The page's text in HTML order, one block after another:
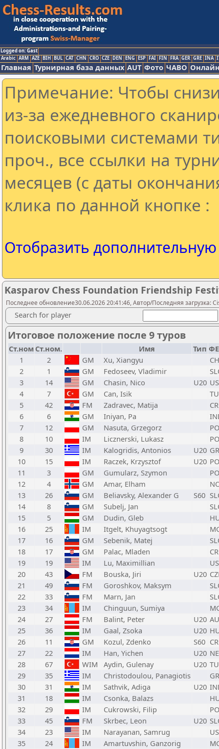
Logged on: Gast
Arabic ARM AZE BIH BUL CAT CHN CRO CZE DEN ENG ESP FAI FIN FRA GER GRE INA
Главная Турнирная база данных AUT Фото ЧАВО
Примечание: Чтобы
из-за ежедневного
поисковыми системами
проч., все ссылки на
месяцев (с даты
клика по данной кнопке :
Отобразить
Kasparov Chess Foundation Friendship
Последнее обновление30.06.2026 20:41:46, Автор/Последняя загрузка:
Search for player
Итоговое положение после 9 туров
Ст.ном Ст.ном. Имя Тип
1
2 GM Xu, Xiangyu
2
1 GM Fedoseev, Vladimir
3
14 GM Chasin, Nico U20
4
7 GM Can, Isik
5
42 FM Zadravec, Matija
6
6 GM Iniyan, Pa
7
12 GM Nasuta, Grzegorz
8
10 IM Licznerski, Lukasz
9
30 IM Kalogridis, Antonios U20
10
15 IM Raczek, Krzysztof U20
11
3 GM Gumularz, Szymon
12
4 GM Amar, Elham
13
26 GM Beliavsky, Alexander G S60
14
8 GM Subelj, Jan
15
5 GM Dudin, Gleb
16
25 IM Itgelt, Khuyagtsogt
17
16 GM Sebenik, Matej
18
17 GM Palac, Mladen
19
19 IM Lu, Maximillian
20
43 FM Bouska, Jiri U20
21
49 FM Goroshkov, Maksym
22
33 FM Marn, Jan
23
34 IM Chinguun, Sumiya
24
27 FM Balint, Peter U20
25
36 IM Gaal, Zsoka U20
26
11 GM Kozul, Zdenko S60
27
22 IM Han, Yichen U20
28
67 WIM Aydin, Gulenay U20
29
35 IM Christodoulou, Panagiotis
30
31 IM Sathvik, Adiga U20
31
18 IM Csonka, Balazs
32
29 IM Cukrowski, Filip
33
45 FM Skrbec, Leon U20
34
23 IM Narayanan, Samrug
35
24 IM Amartuvshin, Ganzorig